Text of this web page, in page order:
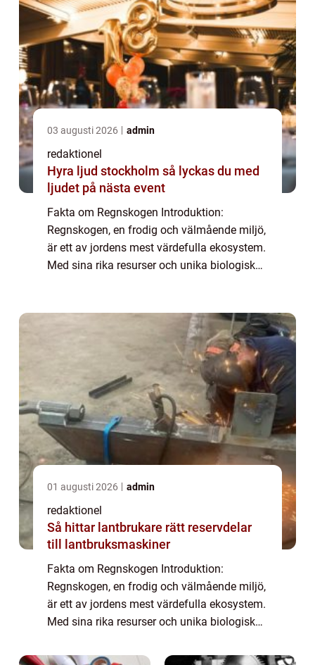
03 augusti 2026 admin
redaktionel
Hyra ljud stockholm så lyckas du med
ljudet på nästa event
Fakta om Regnskogen Introduktion:
Regnskogen, en frodig och välmående miljö,
är ett av jordens mest värdefulla ekosystem.
Med sina rika resurser och unika biologiska
01 augusti 2026 admin
redaktionel
Så hittar lantbrukare rätt reservdelar
till lantbruksmaskiner
Fakta om Regnskogen Introduktion:
Regnskogen, en frodig och välmående miljö,
är ett av jordens mest värdefulla ekosystem.
Med sina rika resurser och unika biologiska
om regnskogen för att uppskatta dess ...